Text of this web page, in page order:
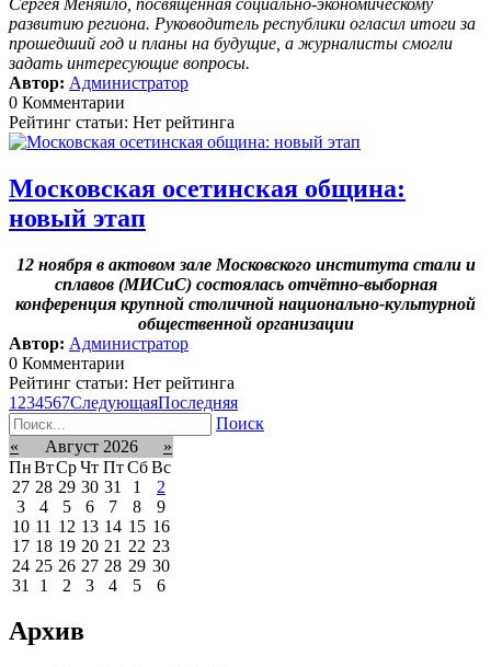
развитию региона. Руководитель республики огласил итоги за
прошедший год и планы на будущие, а журналисты смогли
задать интересующие вопросы.
Автор: Администратор
0 Комментарии
Рейтинг статьи: Нет рейтинга
Московская осетинская община:
новый этап
12 ноября в актовом зале Московского института стали и
сплавов (МИСиС) состоялась отчётно-выборная
конференция крупной столичной национально-культурной
общественной организации
Автор: Администратор
0 Комментарии
Рейтинг статьи: Нет рейтинга
1 234567СледующаяПоследняя
Поиск
«
Август 2026
»
ПнВтСрЧт Пт Сб Вс
27 28 29 30 31 1
2
3
4 5 6 7 8
9
10 11 12 13 14 15 16
17 18 19 20 21 22 23
24 25 26 27 28 29 30
31
1 2 3 4 5 6
Архив